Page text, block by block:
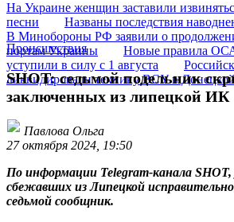
На Украине женщин заставили
песни
Названы последствия
В Минобороны РФ заявили о
портам Украины
Новые правила
уступили в силу с 1 августа
ликвидировали технику ВСУ в
Происшествия
SHOT: седьмой подельник
заключенных из липецкой ИК
Павлова Ольга
27 октября 2024, 19:50
По информации Telegram-канала
сбежавших из Липецкой
седьмой сообщник.